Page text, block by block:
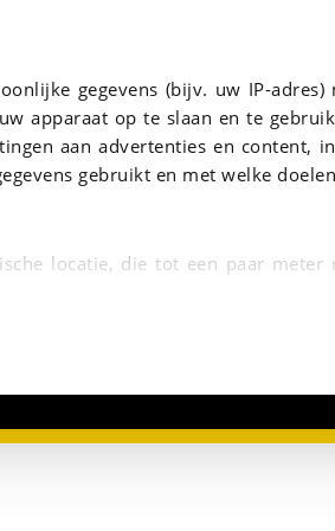
gegevens (bijv. uw IP-adres)
apparaat op te slaan en te
aan advertenties en content,
gebruikt en met welke
locatie, die tot een paar meter
op elk moment wijzigen of
we voor een betere en meer
goed werkt. Ook gebruiken we
1/6